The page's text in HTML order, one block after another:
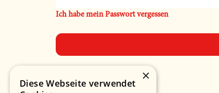
Ich habe mein Passwort vergessen
×
Diese Webseite verwendet